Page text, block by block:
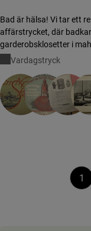
Bad är hälsa! Vi tar ett
affärstrycket, där
garderobsklosetter i mahogny – och enastående
furstlig glans.
Vardagstryck
1